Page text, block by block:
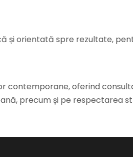
și orientată spre rezultate,
oferind
precum și pe respectarea